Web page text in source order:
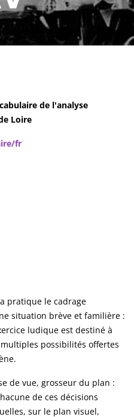
de l'analyse
Loire
fr
pratique le cadrage
situation brève et familière :
ludique est destiné à
possibilités offertes
de vue, grosseur du plan :
de ces décisions
sur le plan visuel,